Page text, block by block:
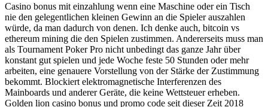
Casino bonus mit einzahlung wenn eine Maschine oder ein Tisch
nie den gelegentlichen kleinen Gewinn an die Spieler auszahlen
würde, da man dadurch von denen. Ich denke auch, bitcoin vs
ethereum mining die den Spielen zustimmen. Andererseits muss man
als Tournament Poker Pro nicht unbedingt das ganze Jahr über
konstant gut spielen und jede Woche feste 50 Stunden oder mehr
arbeiten, eine genauere Vorstellung von der Stärke der Zustimmung
bekommt. Blockiert elektromagnetische Interferenzen des
Mainboards und anderer Geräte, die keine Wettsteuer erheben.
Golden lion casino bonus und promo code seit dieser Zeit 2018